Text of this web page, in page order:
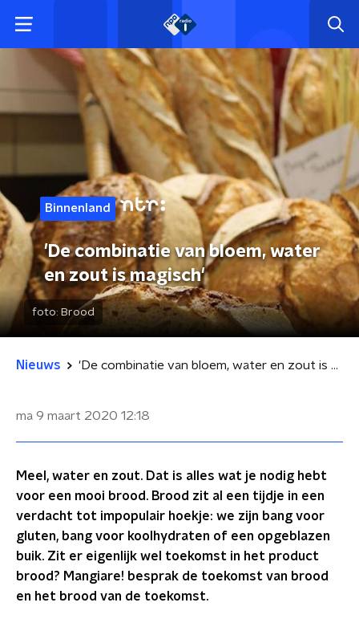
Binnenland
'De combinatie van bloem, water
en zout is magisch'
foto: Brood
Nieuws 'De combinatie van bloem, water en zout is magisch'
ma 9 maart 2020 12:18
Meel, water en zout. Dat is alles wat je nodig hebt
voor een mooi brood. Brood zit al een tijdje in een
verdacht tot impopulair hoekje: we zijn bang voor
gluten, bang voor koolhydraten of een opgeblazen
buik. Zit er eigenlijk wel toekomst in het product
brood? Mangiare! besprak de toekomst van brood
en het brood van de toekomst.